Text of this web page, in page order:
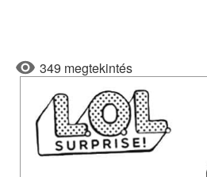
349 megtekintés